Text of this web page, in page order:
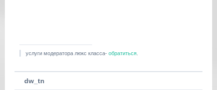
услуги модератора люкс класса- обратиться
dw_tn